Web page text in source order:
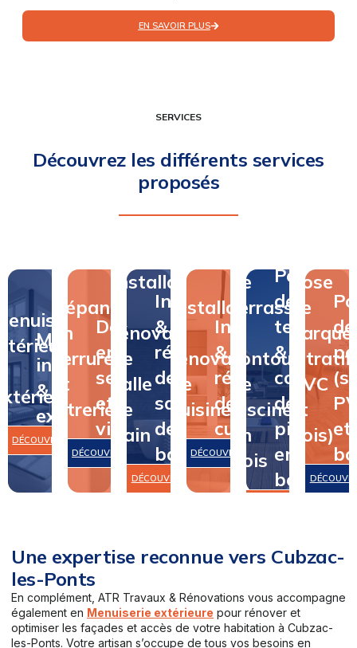
EN SAVOIR PLUS
SERVICES
Découvrez les différents services
proposés
Menuiserie
intérieure
&
extérieure
DÉCOUVRIR
Dépannage
en
serrurerie
et
vitrerie
Dépannage
en
serrurerie
et
vitrerie
DÉCOUVRIR
Installation
&
rénovation
de
salle
de
bain
Installation
rénovation
de
salle
de
bain
DÉCOUVRIR
Installation
&
rénovation
de
cuisine
Installation
rénovation
de
cuisine
DÉCOUVRIR
Pose
de
terrasse
&
contour
de
piscine
en
bois
de
terrasse
contour
de
piscine
en
bois
de
et
Pose
de
PVC
et
bois)
Une expertise reconnue vers Cubzac-
les-Ponts
En complément, ATR Travaux & Rénovations vous accompagne
également en Menuiserie extérieure pour rénover et
optimiser les façades et accès de votre habitation à Cubzac-
les-Ponts. Votre artisan s’occupe de tous vos besoins en